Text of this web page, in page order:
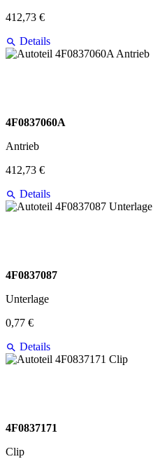
412,73 €
Details
4F0837060A
Antrieb
412,73 €
Details
4F0837087
Unterlage
0,77 €
Details
4F0837171
Clip